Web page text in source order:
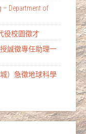
– Department of
役校園徵才
誠徵專任助理一
）急徵地球科學